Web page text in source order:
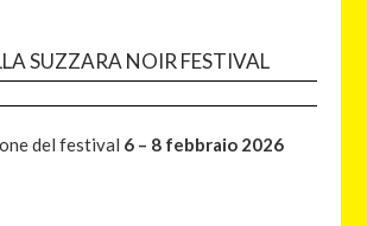
SUZZARA NOIR FESTIVAL
del festival 6 – 8 febbraio 2026